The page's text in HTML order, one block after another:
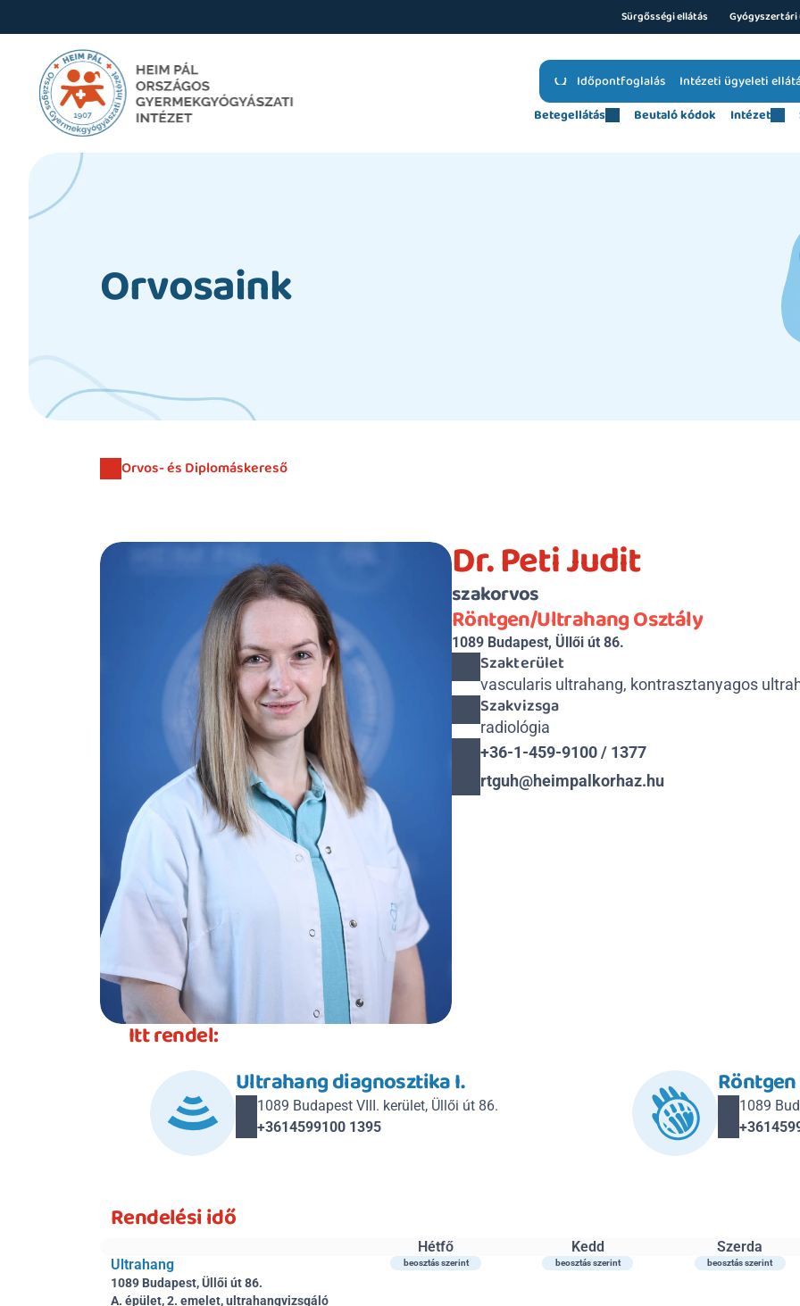
Sürgősségi ellátás Gyógyszertári
Időpontfoglalás Intézeti ügyeleti
Betegellátás
Beutaló kódok Intézet
Orvosaink
Orvos- és Diplomáskereső
Dr. Peti Judit
szakorvos
Röntgen/Ultrahang Osztály
1089 Budapest, Üllői út 86.
Szakterület
vascularis ultrahang, kontrasztanyagos
Szakvizsga
radiológia
+36-1-459-9100 / 1377
rtguh@heimpalkorhaz.hu
Itt rendel:
Ultrahang diagnosztika I.
1089 Budapest VIII. kerület, Üllői út 86.
+3614599100 1395
1089
Rendelési idő
Hétfő Kedd Szerda
Ultrahang
1089 Budapest, Üllői út 86.
A. épület, 2. emelet, ultrahangvizsgáló
beosztás szerint beosztás szerint beosztás szerint